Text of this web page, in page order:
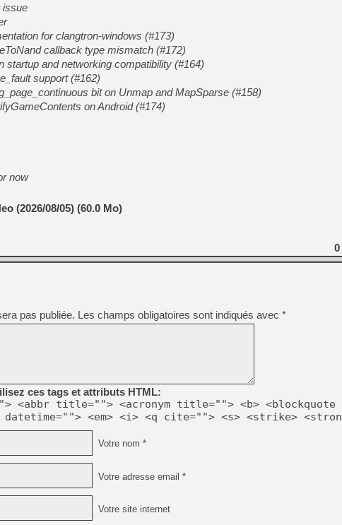
issue
for clangtron-windows (#173)
callback type mismatch (#172)
startup and networking compatibility (#164)
support (#162)
bit on Unmap and MapSparse (#158)
on Android (#174)
now
(2026/08/05) (60.0 Mo)
0
pas publiée. Les champs obligatoires sont indiqués avec *
ces tags et attributs HTML:
<abbr title=""> <acronym title=""> <b> <blockquote
datetime=""> <em> <i> <q cite=""> <s> <strike>
Votre nom *
Votre adresse email *
Votre site internet